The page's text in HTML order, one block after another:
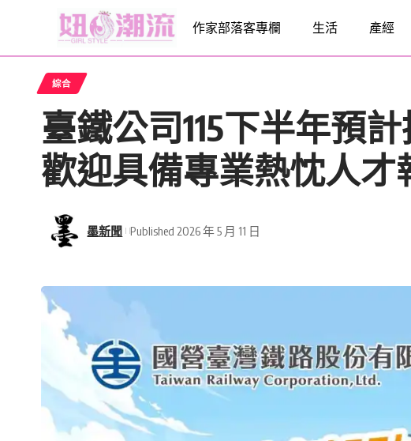
作家部落客專欄 生活 產經
綜合
臺鐵公司115下半年
歡迎具備專業熱忱人才
墨新聞 Published 2026 年 5 月 11 日